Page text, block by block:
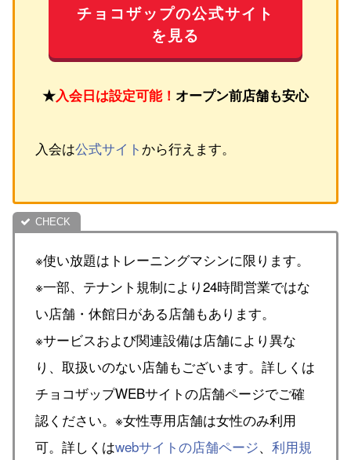
チョコザップの公式サイト
を見る
★入会日は設定可能！ オープン前店舗も安心
入会は公式サイト から行えます。
※使い放題はトレーニングマシンに限ります。
※一部、テナント規制により24時間営業ではな
い店舗・休館日がある店舗もあります。
※サービスおよび関連設備は店舗により異な
り、取扱いのない店舗もございます。詳しくは
チョコザップWEBサイトの店舗ページでご確
認ください。※女性専用店舗は女性のみ利用
可。詳しくはwebサイトの店舗ページ、 利用規